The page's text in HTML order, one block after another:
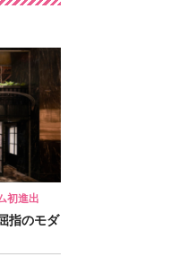
初進出
指のモダ